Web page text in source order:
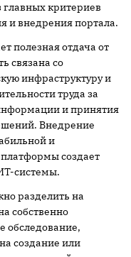
критериев
и внедрения портала.
полезная отдача от
связана со
инфраструктуру и
труда за
и принятия
Внедрение
и
создает
системы.
разделить на
собственно
обследование,
создание или